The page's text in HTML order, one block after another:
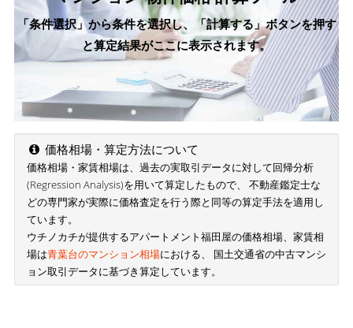
「条件選択」から条件を選択し、「計算する」ボタンを押す
と算定結果がここに表示されます。
価格相場・算定方法について
価格相場・家賃相場は、過去の実取引データに対して回帰分析
(Regression Analysis)を用いて算定したもので、 不動産鑑定士な
どの専門家が実際に価格査定を行う際と同等の算定手法を適用し
ています。
ウチノカチが提供するアパートメント福田屋の価格相場、家賃相
場は青葉台のマンション相場における、 国土交通省の中古マンシ
ョン取引データに基づき算定しています。